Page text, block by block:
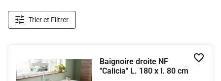
Trier et Filtrer
Baignoire droite NF
"Calicia" L. 180 x l. 80 cm